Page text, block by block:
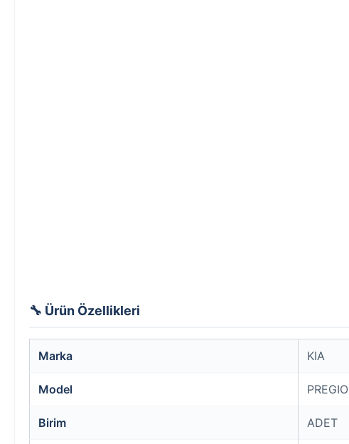
🔧 Ürün Özellikleri
Marka KIA
Model PREGIO
Birim ADET